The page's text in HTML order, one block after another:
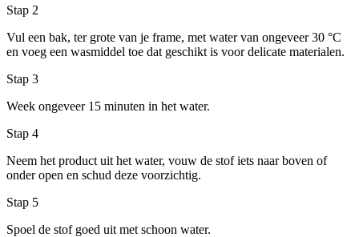
Stap 2
Vul een bak, ter grote van je frame, met water van ongeveer 30 °C
en voeg een wasmiddel toe dat geschikt is voor delicate materialen.
Stap 3
Week ongeveer 15 minuten in het water.
Stap 4
Neem het product uit het water, vouw de stof iets naar boven of
onder open en schud deze voorzichtig.
Stap 5
Spoel de stof goed uit met schoon water.